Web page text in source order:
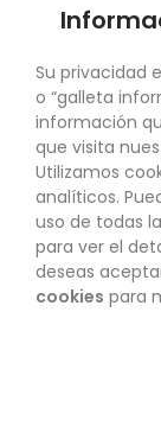
SU
Su privacidad
o “galleta
información
que visita
Utilizamos
analíticos.
uso de todas
para ver el
deseas
cookies para